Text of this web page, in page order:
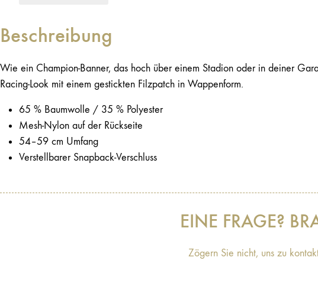
Beschreibung
Wie ein Champion-Banner, das hoch über einem Stadion oder in deiner
Racing-Look mit einem gestickten Filzpatch in Wappenform.
65 % Baumwolle / 35 % Polyester
Mesh-Nylon auf der Rückseite
54–59 cm Umfang
Verstellbarer Snapback-Verschluss
EINE FRAGE?
Zögern Sie nicht, uns zu